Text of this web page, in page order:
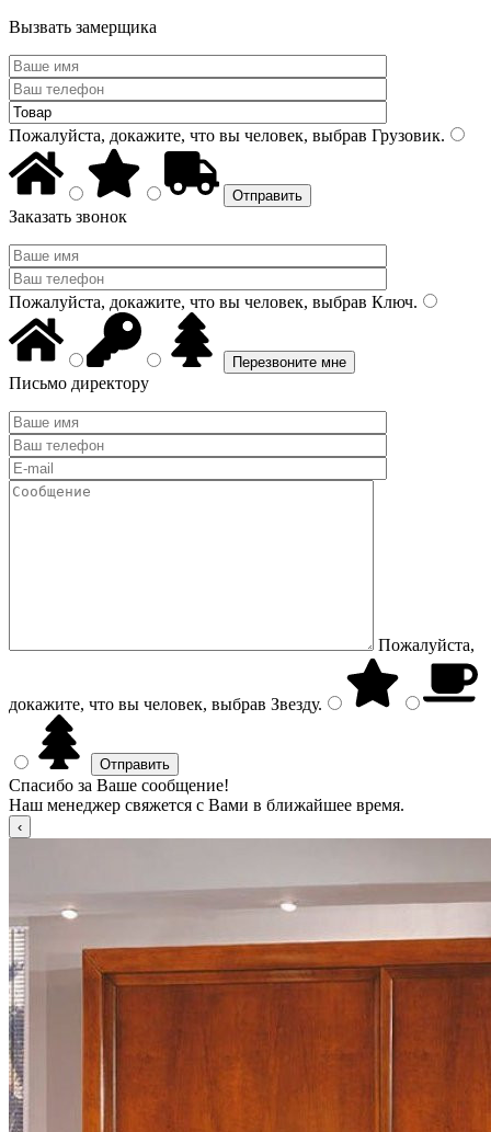
Вызвать замерщика
Пожалуйста, докажите, что вы человек, выбрав Грузовик.
Заказать звонок
Пожалуйста, докажите, что вы человек, выбрав Ключ.
Письмо директору
Пожалуйста,
докажите, что вы человек, выбрав Звезду.
Спасибо за Ваше сообщение!
Наш менеджер свяжется с Вами в ближайшее время.